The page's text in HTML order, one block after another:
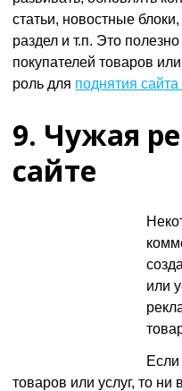
статьи, новостные
раздел и т.п. Это
покупателей товаров
роль для поднятия
9. Чужая
сайте
или
товаров или услуг, то ни